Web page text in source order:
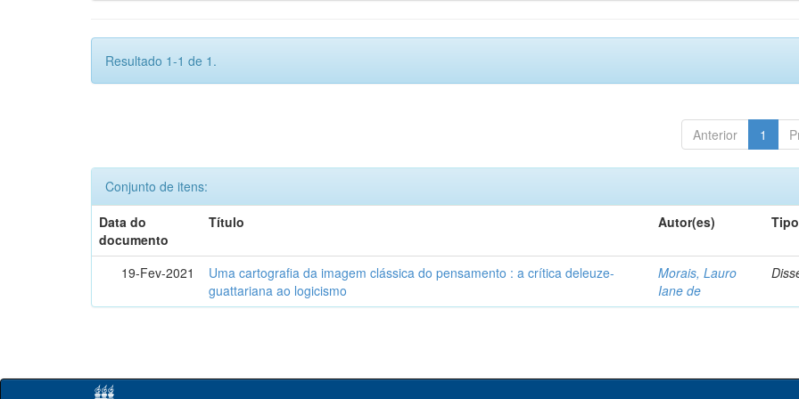
Resultado 1-1 de 1.
Anterior 1
Conjunto de itens:
Data do
documento
Título Autor(es) Tipo
19-Fev-2021
Uma cartografia da imagem clássica do pensamento : a crítica deleuze-
guattariana ao logicismo
Morais, Lauro
Iane de